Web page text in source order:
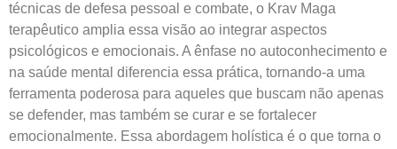
técnicas de defesa pessoal e combate, o Krav Maga
terapêutico amplia essa visão ao integrar aspectos
psicológicos e emocionais. A ênfase no autoconhecimento e
na saúde mental diferencia essa prática, tornando-a uma
ferramenta poderosa para aqueles que buscam não apenas
se defender, mas também se curar e se fortalecer
emocionalmente. Essa abordagem holística é o que torna o